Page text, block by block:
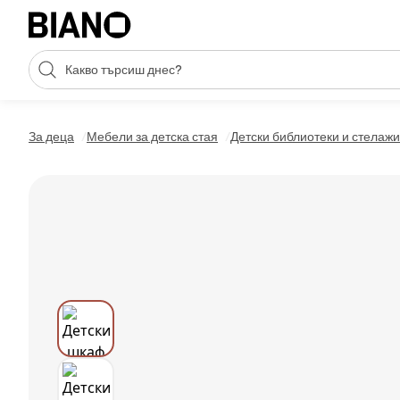
Пропускане към съдържанието
Търсене
За деца Мебели за детска стая Детски библиотеки и стелажи